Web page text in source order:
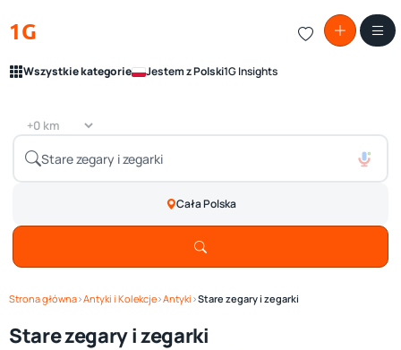
1G
Wszystkie kategorie Jestem z Polski1G Insights
Cała Polska
Strona główna›Antyki i Kolekcje›Antyki ›Stare zegary i zegarki
Stare zegary i zegarki